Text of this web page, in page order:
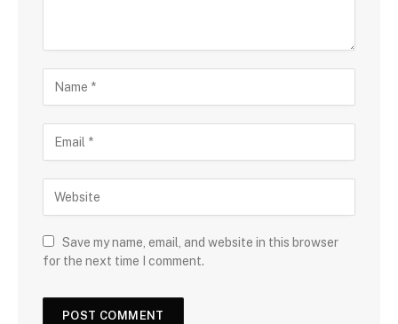
Save my name, email, and website in this browser
for the next time I comment.